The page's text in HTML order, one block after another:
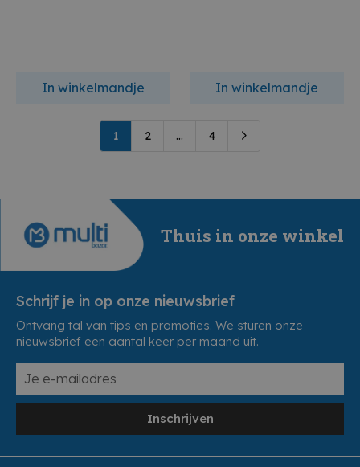
In winkelmandje In winkelmandje
1 2 ... 4
Thuis in onze winkel
Schrijf je in op onze nieuwsbrief
Ontvang tal van tips en promoties. We sturen onze
nieuwsbrief een aantal keer per maand uit.
Inschrijven